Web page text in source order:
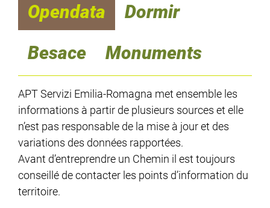
Opendata
Dormir
Besace
Monuments
APT Servizi Emilia-Romagna met ensemble les
informations à partir de plusieurs sources et elle
n’est pas responsable de la mise à jour et des
variations des données rapportées.
Avant d’entreprendre un Chemin il est toujours
conseillé de contacter les points d’information du
territoire.